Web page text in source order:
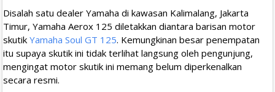
Disalah satu dealer Yamaha di kawasan Kalimalang, Jakarta
Timur, Yamaha Aerox 125 diletakkan diantara barisan motor
skutik Yamaha Soul GT 125. Kemungkinan besar penempatan
itu supaya skutik ini tidak terlihat langsung oleh pengunjung,
mengingat motor skutik ini memang belum diperkenalkan
secara resmi.